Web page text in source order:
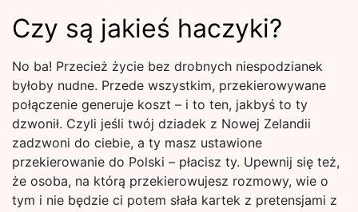
Czy są jakieś haczyki?
No ba! Przecież życie bez drobnych niespodzianek
byłoby nudne. Przede wszystkim, przekierowywane
połączenie generuje koszt – i to ten, jakbyś to ty
dzwonił. Czyli jeśli twój dziadek z Nowej Zelandii
zadzwoni do ciebie, a ty masz ustawione
przekierowanie do Polski – płacisz ty. Upewnij się też,
że osoba, na którą przekierowujesz rozmowy, wie o
tym i nie będzie ci potem słała kartek z pretensjami z